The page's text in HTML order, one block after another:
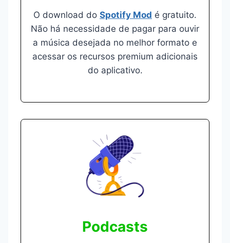
O download do Spotify Mod é gratuito.
Não há necessidade de pagar para ouvir
a música desejada no melhor formato e
acessar os recursos premium adicionais
do aplicativo.
Podcasts